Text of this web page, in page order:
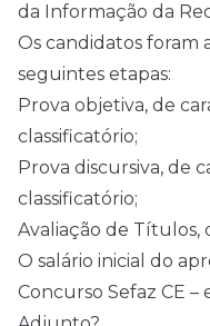
da Informação da
Os candidatos foram
seguintes etapas:
Prova objetiva, de
classificatório;
Prova discursiva, de
classificatório;
Avaliação de Títulos,
O salário inicial do
Concurso Sefaz CE